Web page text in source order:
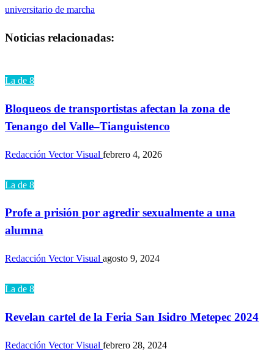
entradas
siguiente
universitario de marcha
Noticias relacionadas:
La de 8
Bloqueos de transportistas afectan la zona de
Tenango del Valle–Tianguistenco
Redacción Vector Visual febrero 4, 2026
La de 8
Profe a prisión por agredir sexualmente a una
alumna
Redacción Vector Visual agosto 9, 2024
La de 8
Revelan cartel de la Feria San Isidro Metepec 2024
Redacción Vector Visual febrero 28, 2024